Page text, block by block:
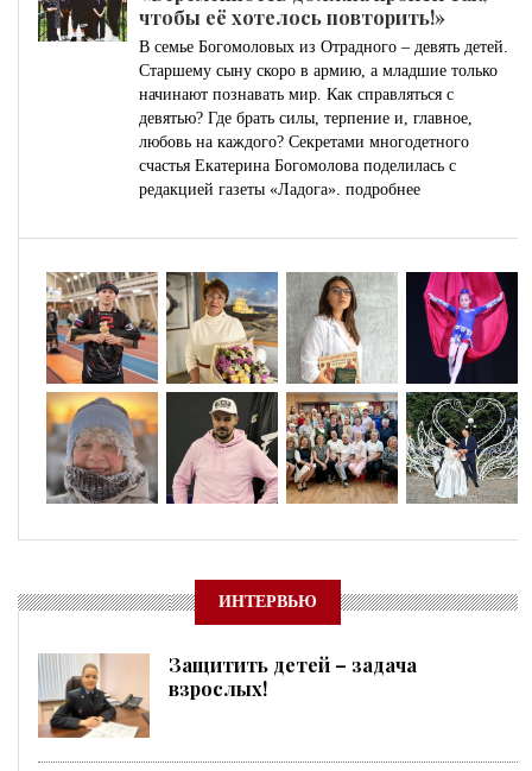
чтобы её хотелось повторить!»
В семье Богомоловых из Отрадного – девять детей.
Старшему сыну скоро в армию, а младшие только
начинают познавать мир. Как справляться с
девятью? Где брать силы, терпение и, главное,
любовь на каждого? Секретами многодетного
счастья Екатерина Богомолова поделилась с
редакцией газеты «Ладога». подробнее
ИНТЕРВЬЮ
Защитить детей – задача
взрослых!